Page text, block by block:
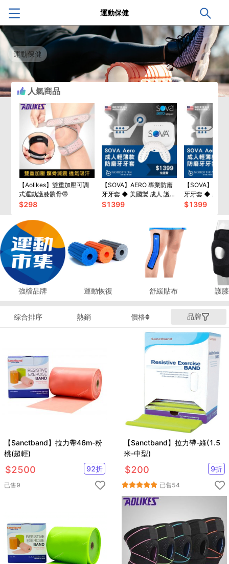
運動保健
運動保健
人氣商品
【Aolikes】雙重加壓可調
式運動護膝髕骨帶
$298
【SOVA】AERO 專業防磨
牙牙套 ◆ 美國製 成人 護牙
套 睡眠 夜間防護 夜間磨牙
$1399
【SOVA】
牙牙套 ◆ 美國
眠 夜間防護 夜
$1399
強檔品牌 運動恢復 舒緩貼布 護
綜合排序 熱銷 價格 品牌
【Sanctband】拉力帶46m-粉
桃(超輕)
$2500 92折
已售9
【Sanctband】拉力帶-綠(1.5
米-中型)
$200 9折
已售54